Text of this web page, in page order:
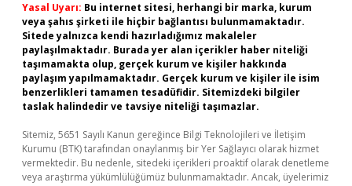
Yasal Uyarı: Bu internet sitesi, herhangi bir marka, kurum
veya şahıs şirketi ile hiçbir bağlantısı bulunmamaktadır.
Sitede yalnızca kendi hazırladığımız makaleler
paylaşılmaktadır. Burada yer alan içerikler haber niteliği
taşımamakta olup, gerçek kurum ve kişiler hakkında
paylaşım yapılmamaktadır. Gerçek kurum ve kişiler ile isim
benzerlikleri tamamen tesadüfidir. Sitemizdeki bilgiler
taslak halindedir ve tavsiye niteliği taşımazlar.
Sitemiz, 5651 Sayılı Kanun gereğince Bilgi Teknolojileri ve İletişim
Kurumu (BTK) tarafından onaylanmış bir Yer Sağlayıcı olarak hizmet
vermektedir. Bu nedenle, sitedeki içerikleri proaktif olarak denetleme
veya araştırma yükümlülüğümüz bulunmamaktadır. Ancak, üyelerimiz